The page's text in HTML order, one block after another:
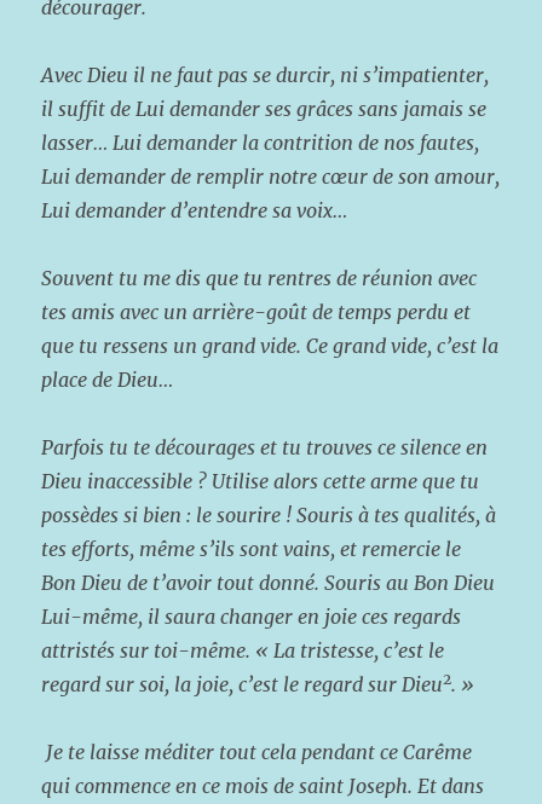
décourager.
Avec Dieu il ne faut pas se durcir, ni s’impatienter,
il suffit de Lui demander ses grâces sans jamais se
lasser… Lui demander la contrition de nos fautes,
Lui demander de remplir notre cœur de son amour,
Lui demander d’entendre sa voix…
Souvent tu me dis que tu rentres de réunion avec
tes amis avec un arrière-goût de temps perdu et
que tu ressens un grand vide. Ce grand vide, c’est la
place de Dieu…
Parfois tu te décourages et tu trouves ce silence en
Dieu inaccessible ? Utilise alors cette arme que tu
possèdes si bien : le sourire ! Souris à tes qualités, à
tes efforts, même s’ils sont vains, et remercie le
Bon Dieu de t’avoir tout donné. Souris au Bon Dieu
Lui-même, il saura changer en joie ces regards
attristés sur toi-même. « La tristesse, c’est le
regard sur soi, la joie, c’est le regard sur Dieu2. »
Je te laisse méditer tout cela pendant ce Carême
qui commence en ce mois de saint Joseph. Et dans